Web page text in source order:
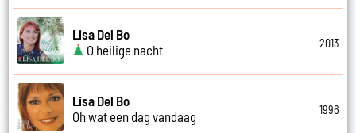
Lisa Del Bo
O heilige nacht
2013
Lisa Del Bo
Oh wat een dag vandaag
1996